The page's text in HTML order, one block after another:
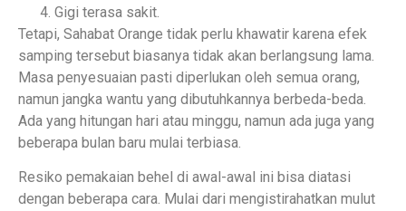
Gigi terasa sakit.
Tetapi, Sahabat Orange tidak perlu khawatir karena efek
samping tersebut biasanya tidak akan berlangsung lama.
Masa penyesuaian pasti diperlukan oleh semua orang,
namun jangka wantu yang dibutuhkannya berbeda-beda.
Ada yang hitungan hari atau minggu, namun ada juga yang
beberapa bulan baru mulai terbiasa.
Resiko pemakaian behel di awal-awal ini bisa diatasi
dengan beberapa cara. Mulai dari mengistirahatkan mulut